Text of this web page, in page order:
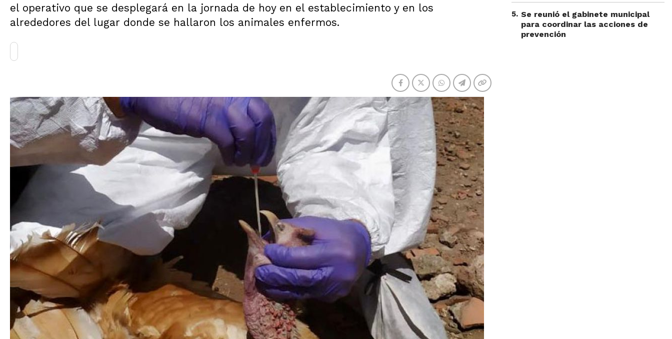
el operativo que se desplegará en la jornada de hoy en el establecimiento y en los
alrededores del lugar donde se hallaron los animales enfermos.
5. Se reunió el gabinete municipal
para coordinar las acciones de
prevención